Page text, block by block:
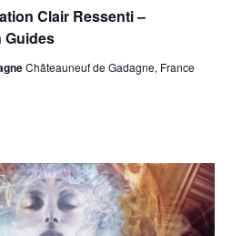
Clair Ressenti –
Guides
Châteauneuf de Gadagne, France